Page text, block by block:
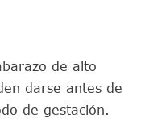
de alto
darse antes de
de gestación.